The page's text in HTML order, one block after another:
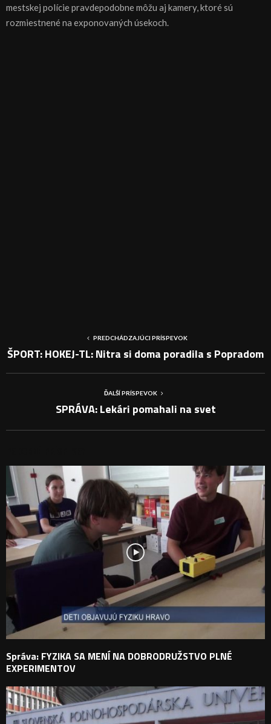
mestskej polície pravdepodobne môžu aj kamery, ktoré sú
rozmiestnené na exponovaných úsekoch.
PREDCHÁDZAJÚCI PRÍSPEVOK
ŠPORT: HOKEJ-TL: Nitra si doma poradila s Popradom
ĎALŠÍ PRÍSPEVOK
SPRÁVA: Lekári pomahali na svet
Správa: FYZIKA SA MENÍ NA DOBRODRUŽSTVO PLNÉ
EXPERIMENTOV